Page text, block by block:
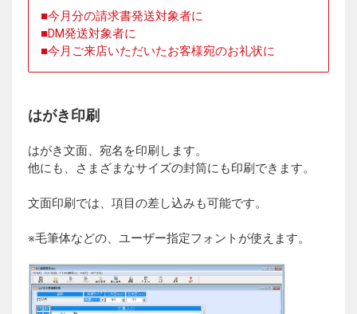
今月分の請求書発送対象者に
DM発送対象者に
今月ご来店いただいたお客様宛のお礼状に
はがき印刷
はがき文面、宛名を印刷します。
他にも、さまざまなサイズの封筒にも印刷できます。
文面印刷では、項目の差し込みも可能です。
※毛筆体などの、ユーザー指定フォントが使えます。